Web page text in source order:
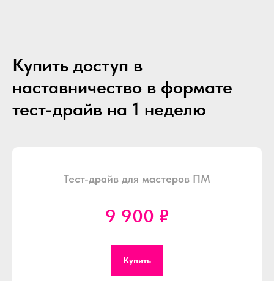
Купить доступ в
наставничество в формате
тест-драйв на 1 неделю
Тест-драйв для мастеров ПМ
9 900 ₽
Купить